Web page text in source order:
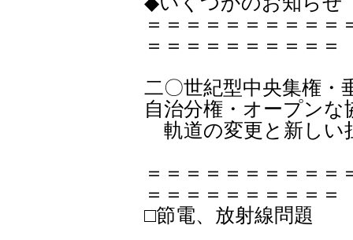
＝＝＝＝＝＝＝＝＝＝
＝＝＝＝＝＝＝＝＝＝
二〇世紀型中央集権・
自治分権・オープン
軌道の変更と新しい
＝＝＝＝＝＝＝＝＝＝
＝＝＝＝＝＝＝＝＝＝
□節電、放射線問題